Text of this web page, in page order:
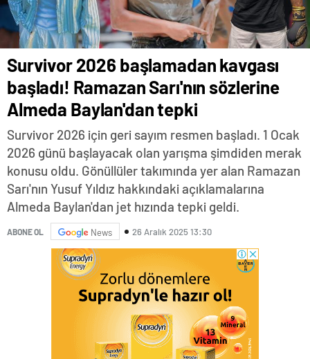
Survivor 2026 başlamadan kavgası
başladı! Ramazan Sarı'nın sözlerine
Almeda Baylan'dan tepki
Survivor 2026 için geri sayım resmen başladı. 1 Ocak
2026 günü başlayacak olan yarışma şimdiden merak
konusu oldu. Gönüllüler takımında yer alan Ramazan
Sarı'nın Yusuf Yıldız hakkındaki açıklamalarına
Almeda Baylan'dan jet hızında tepki geldi.
ABONE OL News 26 Aralık 2025 13:30